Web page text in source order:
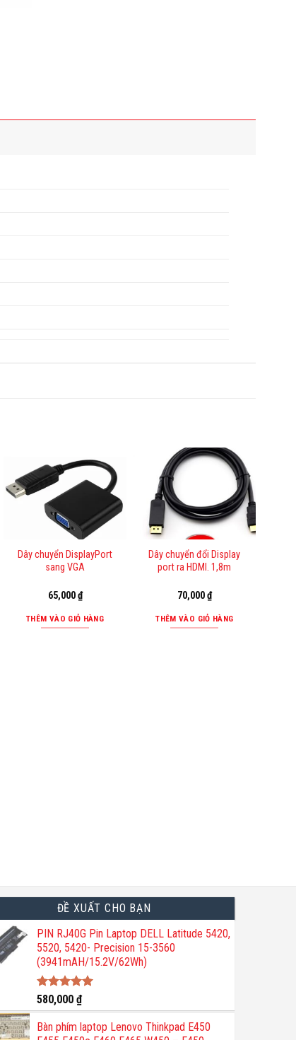
Dây chuyển DisplayPort
sang VGA
65,000₫
THÊM VÀO GIỎ HÀNG
Dây chuyển đổi Display
port ra HDMI. 1,8m
70,000₫
THÊM VÀO GIỎ HÀNG
ĐỀ XUẤT CHO BẠN
PIN RJ40G Pin Laptop DELL Latitude 5420,
5520, 5420- Precision 15-3560
(3941mAH/15.2V/62Wh)
Được xếp
hạng5.00
5 sao
580,000 ₫
Bàn phím laptop Lenovo Thinkpad E450